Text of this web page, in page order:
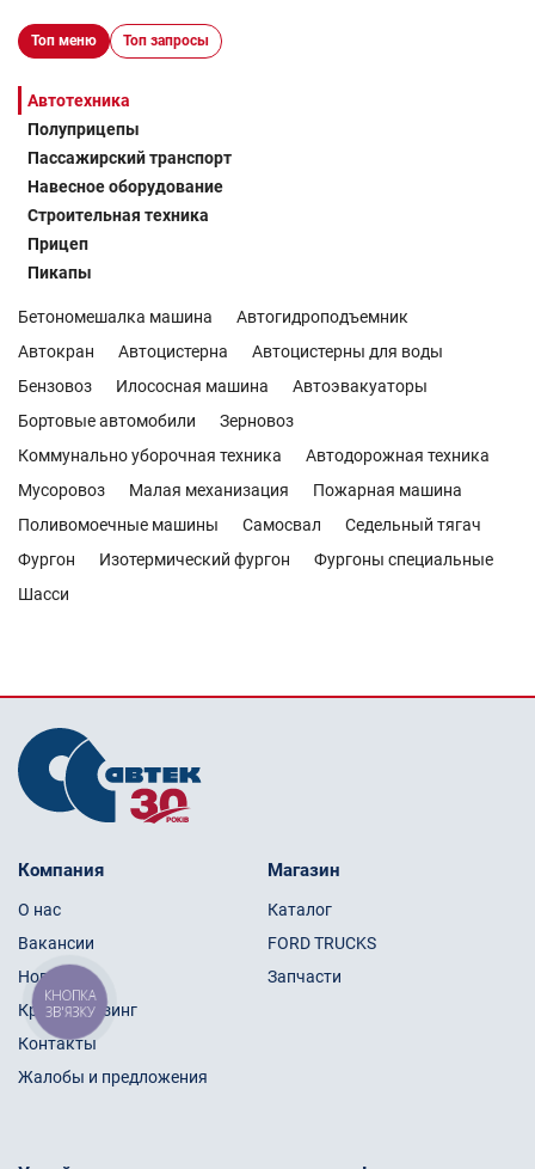
Топ меню Топ запросы
Автотехника
Полуприцепы
Пассажирский транспорт
Навесное оборудование
Строительная техника
Прицеп
Пикапы
Бетономешалка машина
Автогидроподъемник
Автокран
Автоцистерна
Автоцистерны для воды
Бензовоз
Илососная машина
Автоэвакуаторы
Бортовые автомобили
Зерновоз
Коммунально уборочная техника
Автодорожная техника
Мусоровоз
Малая механизация
Пожарная машина
Поливомоечные машины
Самосвал
Седельный тягач
Фургон
Изотермический фургон
Фургоны специальные
Шасси
Компания
О нас
Вакансии
Новости
Кредит/Лизинг
Контакты
Жалобы и предложения
Магазин
Каталог
FORD TRUCKS
Запчасти
КНОПКА
ЗВ'ЯЗКУ